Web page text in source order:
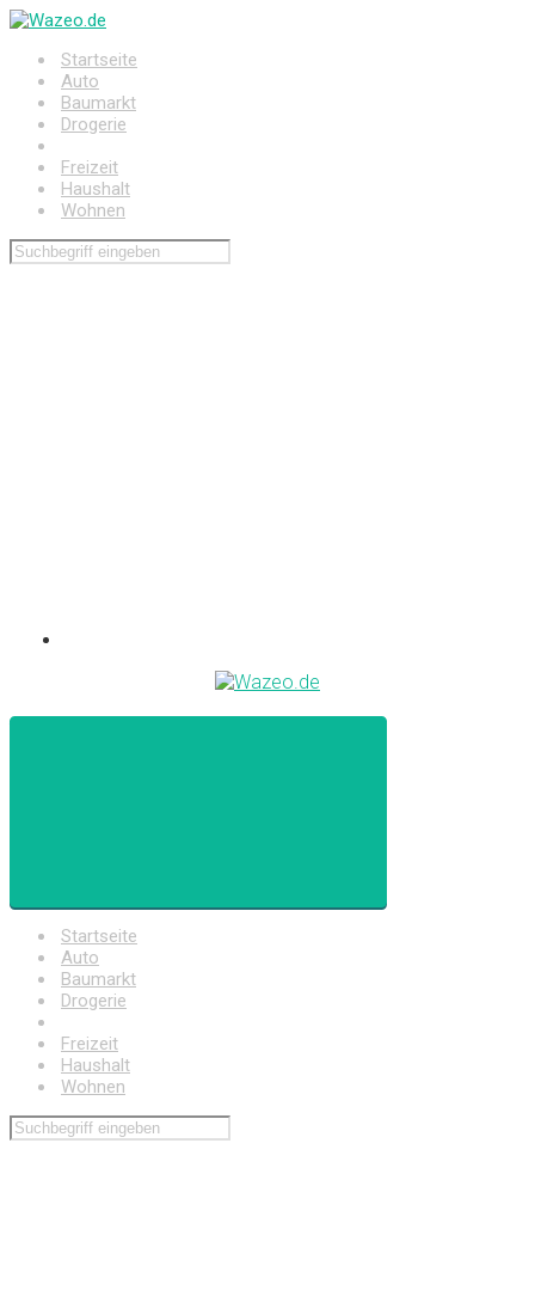
Zum
springenStartseite
Auto
Baumarkt
Drogerie
Freizeit
Haushalt
Wohnen
Startseite
Auto
Baumarkt
Drogerie
Freizeit
Haushalt
Wohnen